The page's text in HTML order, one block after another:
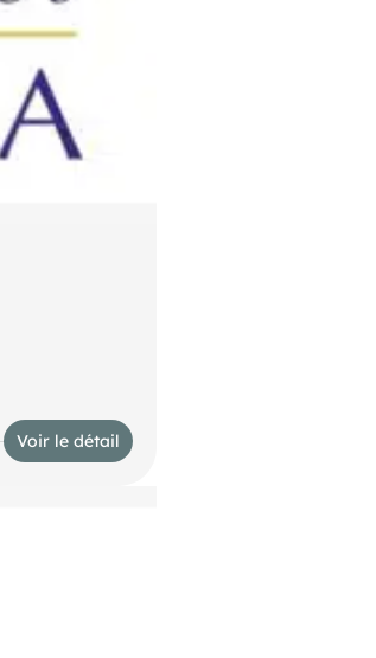
Voir le détail